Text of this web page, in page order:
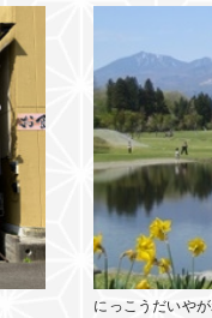
にっこうだいや